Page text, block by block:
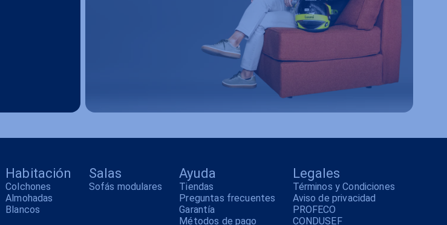
Habitación
Colchones
Almohadas
Blancos
Salas
Sofás modulares
Ayuda
Tiendas
Preguntas frecuentes
Garantía
Métodos de pago
Legales
Términos y Condiciones
Aviso de privacidad
PROFECO
CONDUSEF